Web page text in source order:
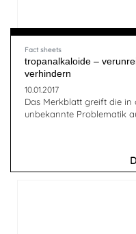
Fact sheets
tropanalkaloide –
verhindern
10.01.2017
Das Merkblatt greift die in
unbekannte Problematik